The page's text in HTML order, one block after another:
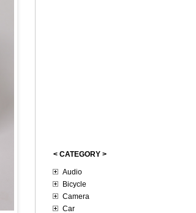
< CATEGORY >
Audio
Bicycle
Camera
Car